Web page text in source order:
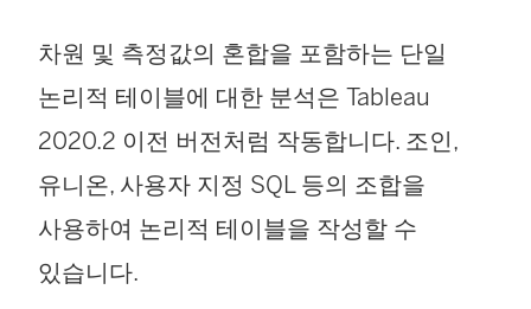
차원 및 측정값의 혼합을 포함하는 단일
논리적 테이블에 대한 분석은 Tableau
2020.2 이전 버전처럼 작동합니다. 조인,
유니온, 사용자 지정 SQL 등의 조합을
사용하여 논리적 테이블을 작성할 수
있습니다.